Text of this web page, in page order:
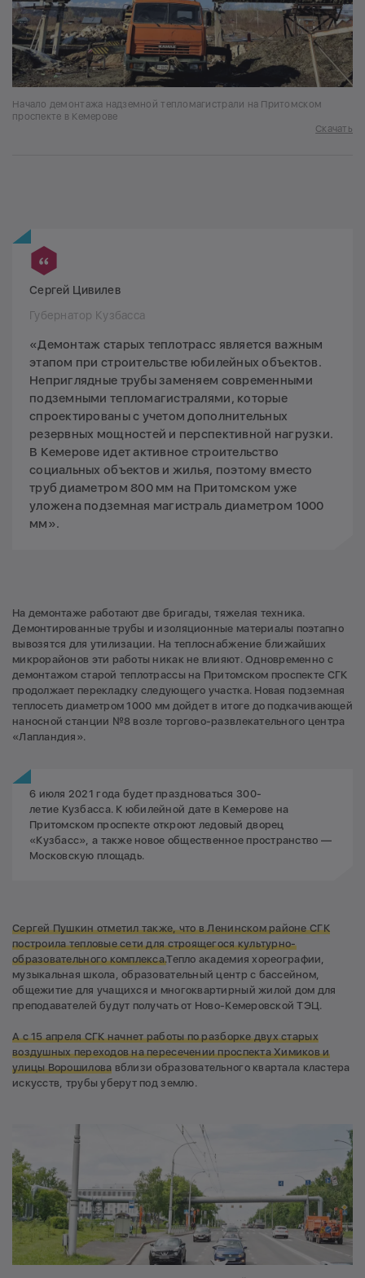
Начало демонтажа надземной тепломагистрали на Притомском
проспекте в Кемерове
Скачать
Сергей Цивилев
Губернатор Кузбасса
«Демонтаж старых теплотрасс является важным
этапом при строительстве юбилейных объектов.
Неприглядные трубы заменяем современными
подземными тепломагистралями, которые
спроектированы с учетом дополнительных
резервных мощностей и перспективной нагрузки.
В Кемерове идет активное строительство
социальных объектов и жилья, поэтому вместо
труб диаметром 800 мм на Притомском уже
уложена подземная магистраль диаметром 1000
мм».
На демонтаже работают две бригады, тяжелая техника.
Демонтированные трубы и изоляционные материалы поэтапно
вывозятся для утилизации. На теплоснабжение ближайших
микрорайонов эти работы никак не влияют. Одновременно с
демонтажом старой теплотрассы на Притомском проспекте СГК
продолжает перекладку следующего участка. Новая подземная
теплосеть диаметром 1000 мм дойдет в итоге до подкачивающей
наносной станции №8 возле торгово-развлекательного центра
«Лапландия».
6 июля 2021 года будет праздноваться 300-
летие Кузбасса. К юбилейной дате в Кемерове на
Притомском проспекте откроют ледовый дворец
«Кузбасс», а также новое общественное пространство —
Московскую площадь.
Сергей Пушкин отметил также, что в Ленинском районе СГК
построила тепловые сети для строящегося культурно-
образовательного комплекса.Тепло академия хореографии,
музыкальная школа, образовательный центр с бассейном,
общежитие для учащихся и многоквартирный жилой дом для
преподавателей будут получать от Ново-Кемеровской ТЭЦ.
А с 15 апреля СГК начнет работы по разборке двух старых
воздушных переходов на пересечении проспекта Химиков и
улицы Ворошилова вблизи образовательного квартала кластера
искусств, трубы уберут под землю.